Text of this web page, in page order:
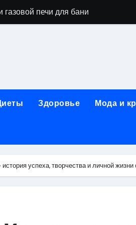
печи для бани
применения GPU-серверов
обучения и актуальные
реабилитации при
принципы, показания и этапы
МРТ на современном магнитно-
Здоровье Мода и
успеха, творчества и личной